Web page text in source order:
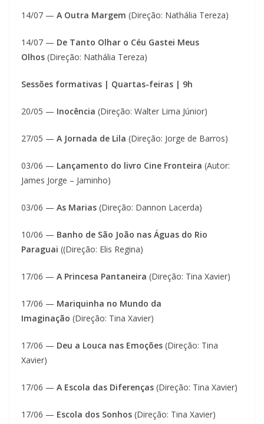
14/07 — A Outra Margem (Direção: Nathália Tereza)
14/07 — De Tanto Olhar o Céu Gastei Meus
Olhos (Direção: Nathália Tereza)
Sessões formativas | Quartas-feiras | 9h
20/05 — Inocência (Direção: Walter Lima Júnior)
27/05 — A Jornada de Lila (Direção: Jorge de Barros)
03/06 — Lançamento do livro Cine Fronteira (Autor:
James Jorge – Jaminho)
03/06 — As Marias (Direção: Dannon Lacerda)
10/06 — Banho de São João nas Águas do Rio
Paraguai ((Direção: Elis Regina)
17/06 — A Princesa Pantaneira (Direção: Tina Xavier)
17/06 — Mariquinha no Mundo da
Imaginação (Direção: Tina Xavier)
17/06 — Deu a Louca nas Emoções (Direção: Tina
Xavier)
17/06 — A Escola das Diferenças (Direção: Tina Xavier)
17/06 — Escola dos Sonhos (Direção: Tina Xavier)